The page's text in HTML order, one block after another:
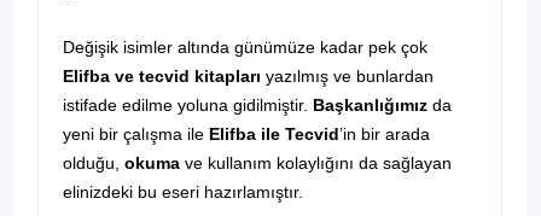
Değişik isimler altında günümüze kadar pek çok
Elifba ve tecvid kitapları yazılmış ve bunlardan
istifade edilme yoluna gidilmiştir. Başkanlığımız da
yeni bir çalışma ile Elifba ile Tecvid’in bir arada
olduğu, okuma ve kullanım kolaylığını da sağlayan
elinizdeki bu eseri hazırlamıştır.